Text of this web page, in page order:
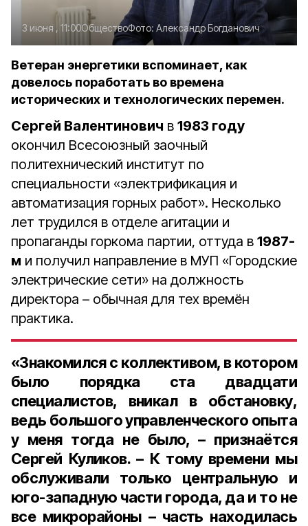
3 июня , 11:00ОбществоФото: Александр Богданович
Ветеран энергетики вспоминает, как
довелось поработать во времена
исторических и технологических перемен.
Сергей Валентинович в 1983 году
окончил Всесоюзный заочный
политехнический институт по
специальности «электрификация и
автоматизация горных работ». Несколько
лет трудился в отделе агитации и
пропаганды горкома партии, оттуда в 1987-
м и получил направление в МУП «Городские
электрические сети» на должность
директора – обычная для тех времён
практика.
«Знакомился с коллективом, в котором
было порядка ста двадцати
специалистов, вникал в обстановку,
ведь большого управленческого опыта
у меня тогда не было, – признаётся
Сергей Куликов. – К тому времени мы
обслуживали только центральную и
юго-западную части города, да и то не
все микрорайоны – часть находилась